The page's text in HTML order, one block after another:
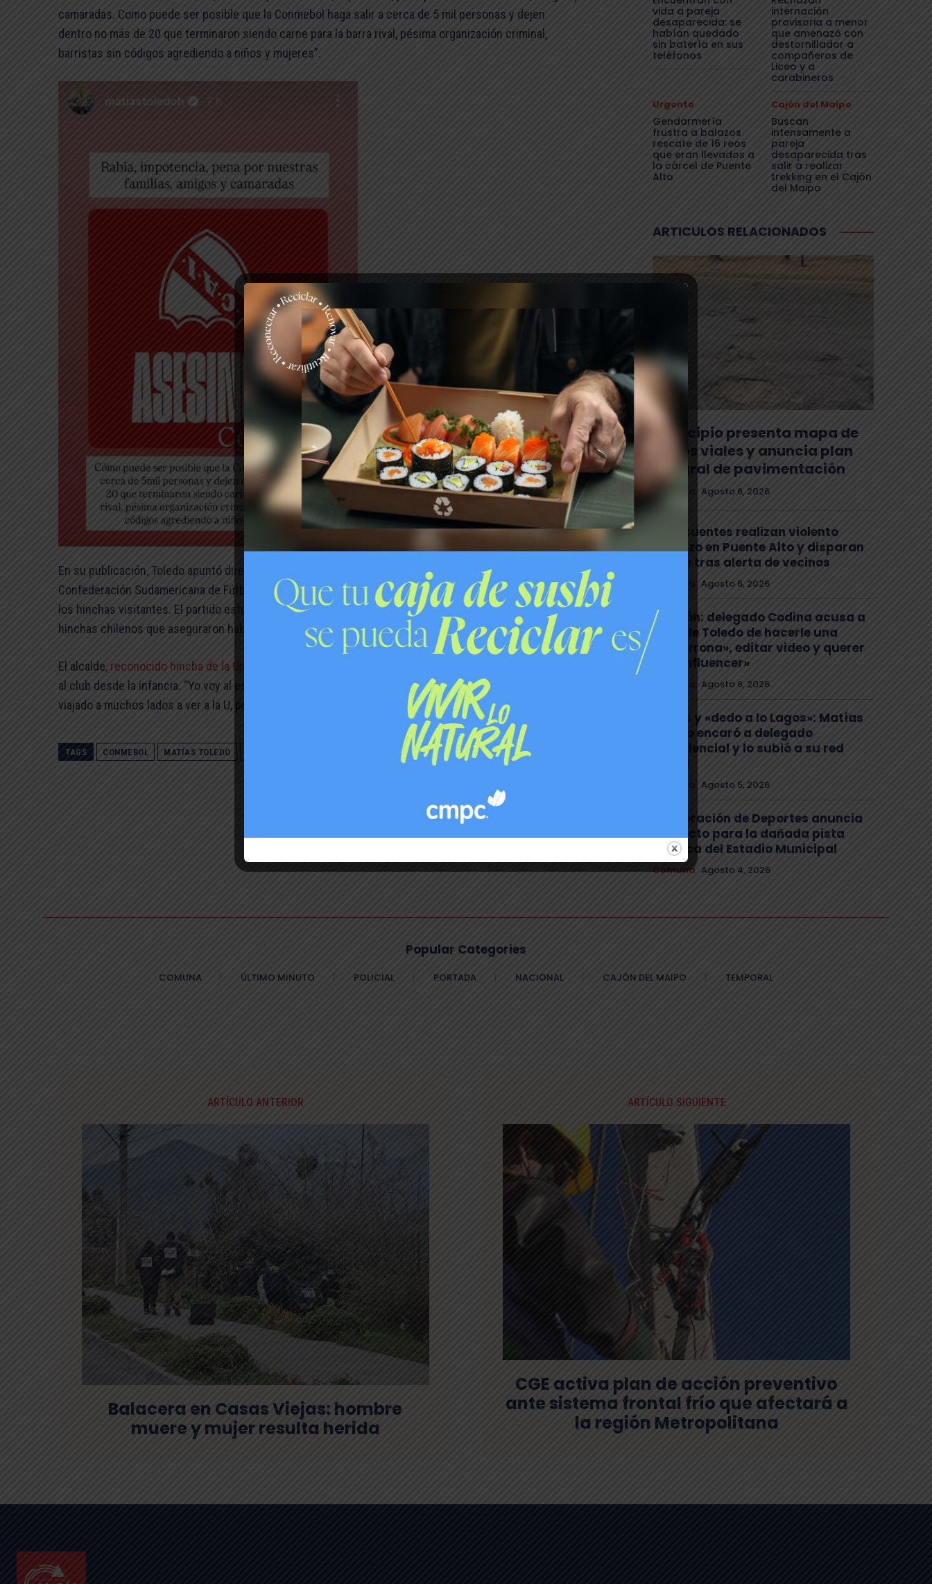
camaradas. Como puede ser posible que la Conmebol haga salir a cerca de 5 mil personas y dejen
dentro no más de 20 que terminaron siendo carne para la barra rival, pésima organización criminal,
barristas sin códigos agrediendo a niños y mujeres”.
En su publicación, Toledo apuntó directamente a la organización del evento y a la responsabilidad de la
Confederación Sudamericana de Fútbol (Conmebol), al cuestionar la forma en que fueron desalojados
los hinchas visitantes. El partido estuvo marcado por enfrentamientos, agresiones y denuncias de
hinchas chilenos que aseguraron haber sido atacados dentro y fuera del estadio.
El alcalde, reconocido hincha de la Universidad de Chile
al club desde la infancia. “Yo voy al estadio, imagínate, desde 1994. He ido a todos los estadios, he
viajado a muchos lados a ver a la U, pero siempre desde el lado bueno”, declaró en entrevistas previas.
TAGS CONMEBOL MATÍAS TOLEDO VIOLENCIA EN EL FÚTBOL
vida a pareja
desaparecida: se
habían quedado
sin batería en sus
teléfonos
internación
provisoria a menor
que amenazó con
destornillador a
compañeros de
Liceo y a
carabineros
Urgente
Gendarmería
frustra a balazos
rescate de 16 reos
que eran llevados a
la cárcel de Puente
Alto
Cajón del Maipo
Buscan
intensamente a
pareja
desaparecida tras
salir a realizar
trekking en el Cajón
del Maipo
ARTICULOS RELACIONADOS
Municipio presenta mapa de
daños viales y anuncia plan
integral de pavimentación
Agosto 6, 2026
Delincuentes realizan violento
turbazo en Puente Alto y disparan
al aire tras alerta de vecinos
Agosto 6, 2026
Tensión: delegado Codina acusa a
alcalde Toledo de hacerle una
«encerrona», editar video y querer
ser «influencer»
Agosto 6, 2026
Gritos y «dedo a lo Lagos»: Matías
Toledo encaró a delegado
presidencial y lo subió a su red
social
Agosto 5, 2026
Corporación de Deportes anuncia
proyecto para la dañada pista
atlética del Estadio Municipal
Comuna Agosto 4, 2026
Popular Categories
COMUNA ÚLTIMO MINUTO POLICIAL PORTADA NACIONAL CAJÓN DEL MAIPO TEMPORAL
ARTÍCULO ANTERIOR
Balacera en Casas Viejas: hombre
muere y mujer resulta herida
ARTÍCULO SIGUIENTE
CGE activa plan de acción preventivo
ante sistema frontal frío que afectará a
la región Metropolitana